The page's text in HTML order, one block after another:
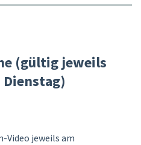
(gültig jeweils
Video jeweils am